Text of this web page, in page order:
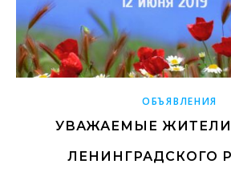
ОБЪЯВЛЕНИЯ
УВАЖАЕМЫЕ ЖИТЕЛИ
ЛЕНИНГРАДСКОГО